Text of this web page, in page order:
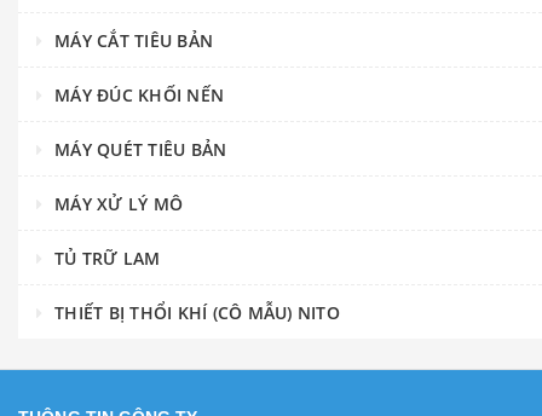
MÁY CẮT TIÊU BẢN
MÁY ĐÚC KHỐI NẾN
MÁY QUÉT TIÊU BẢN
MÁY XỬ LÝ MÔ
TỦ TRỮ LAM
THIẾT BỊ THỔI KHÍ (CÔ MẪU) NITO